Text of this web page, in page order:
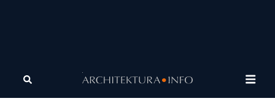
Architektura
Art Complex